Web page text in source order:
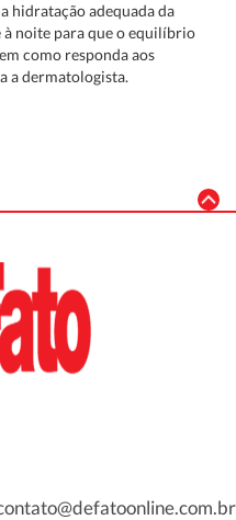
hidratação adequada da
noite para que o equilíbrio
como responda aos
a dermatologista.